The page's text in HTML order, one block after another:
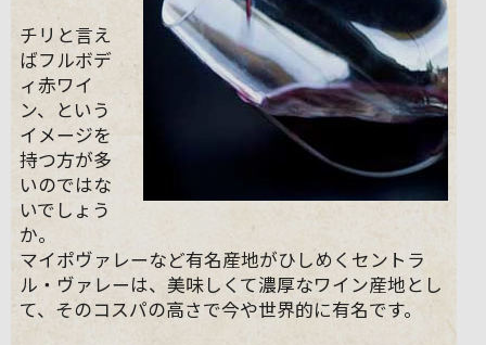
チリと言え
ばフルボデ
ィ赤ワイ
ン、という
イメージを
持つ方が多
いのではな
いでしょう
か。
マイポヴァレーなど有名産地がひしめくセントラ
ル・ヴァレーは、美味しくて濃厚なワイン産地とし
て、そのコスパの高さで今や世界的に有名です。